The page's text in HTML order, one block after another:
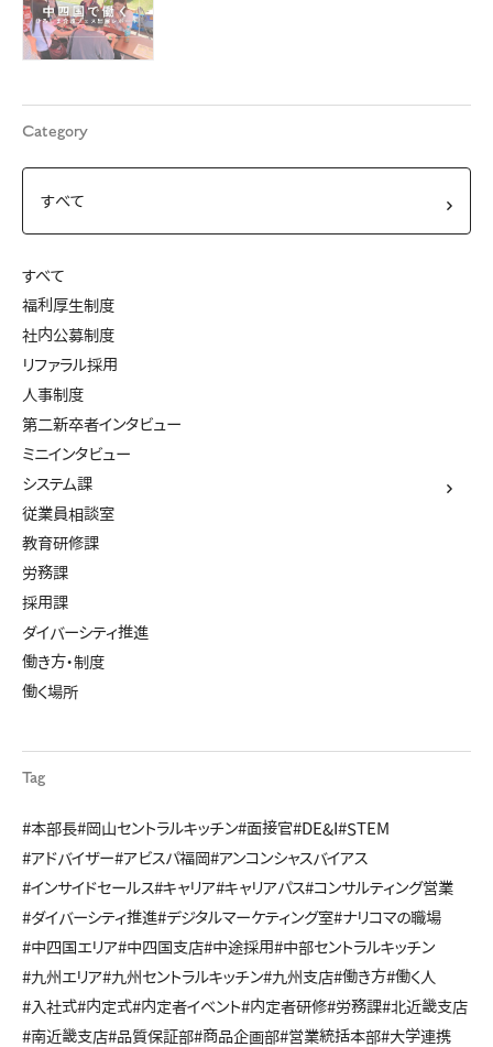
Category
すべて
福利厚生制度
社内公募制度
リファラル採用
人事制度
第二新卒者インタビュー
ミニインタビュー
システム課
従業員相談室
教育研修課
労務課
採用課
ダイバーシティ推進
働き方・制度
働く場所
Tag
#本部長#岡山セントラルキッチン#面接官#DE&I #STEM
#アドバイザー#アビスパ福岡#アンコンシャスバイアス
#インサイドセールス#キャリア#キャリアパス#コンサルティング営業
#ダイバーシティ推進#デジタルマーケティング室#ナリコマの職場
#中四国エリア#中四国支店#中途採用#中部セントラルキッチン
#九州エリア#九州セントラルキッチン#九州支店#働き方#働く人
#入社式#内定式#内定者イベント#内定者研修#労務課#北近畿支店
#南近畿支店#品質保証部#商品企画部#営業統括本部#大学連携